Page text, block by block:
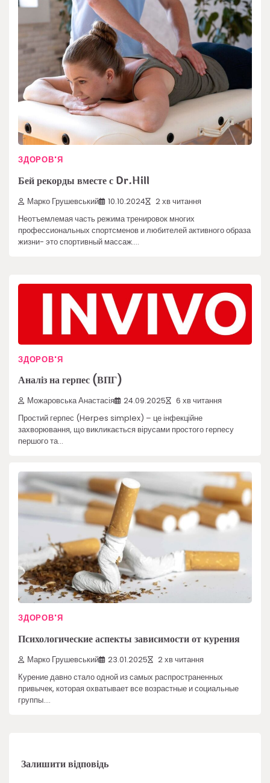
ЗДОРОВ'Я
Бей рекорды вместе с Dr.Hill
Марко Грушевський 10.10.2024 2 хв читання
Неотъемлемая часть режима тренировок многих
профессиональных спортсменов и любителей активного образа
жизни- это спортивный массаж.…
ЗДОРОВ'Я
Аналіз на герпес (ВПГ)
Можаровська Анастасія 24.09.2025 6 хв читання
Простий герпес (Herpes simplex) – це інфекційне
захворювання, що викликається вірусами простого герпесу
першого та…
ЗДОРОВ'Я
Психологические аспекты зависимости от курения
Марко Грушевський 23.01.2025 2 хв читання
Курение давно стало одной из самых распространенных
привычек, которая охватывает все возрастные и социальные
группы.…
Залишити відповідь